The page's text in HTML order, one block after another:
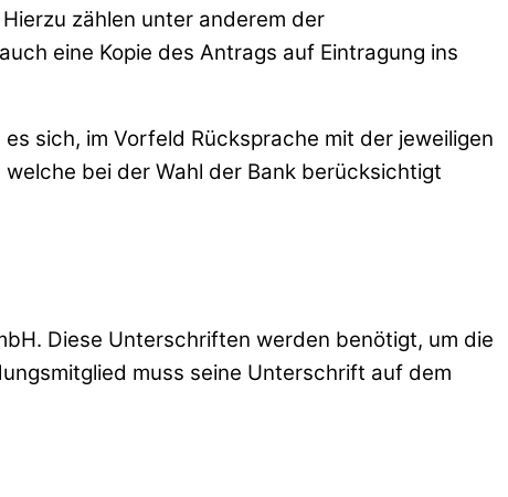
zählen unter anderem der
eine Kopie des Antrags auf Eintragung ins
sich, im Vorfeld Rücksprache mit der jeweiligen
bei der Wahl der Bank berücksichtigt
Diese Unterschriften werden benötigt, um die
muss seine Unterschrift auf dem